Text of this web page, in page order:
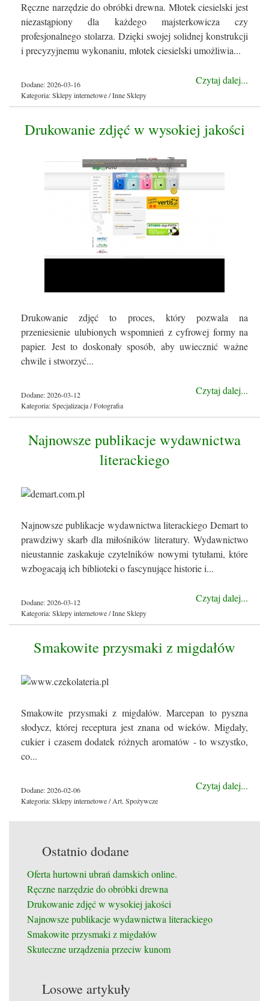
Ręczne narzędzie do obróbki drewna. Młotek ciesielski jest
niezastąpiony dla każdego majsterkowicza czy
profesjonalnego stolarza. Dzięki swojej solidnej konstrukcji
i precyzyjnemu wykonaniu, młotek ciesielski umożliwia...
Czytaj dalej...
Dodane: 2026-03-16
Kategoria: Sklepy internetowe / Inne Sklepy
Drukowanie zdjęć w wysokiej jakości
Drukowanie zdjęć to proces, który pozwala na
przeniesienie ulubionych wspomnień z cyfrowej formy na
papier. Jest to doskonały sposób, aby uwiecznić ważne
chwile i stworzyć...
Czytaj dalej...
Dodane: 2026-03-12
Kategoria: Specjalizacja / Fotografia
Najnowsze publikacje wydawnictwa
literackiego
Najnowsze publikacje wydawnictwa literackiego Demart to
prawdziwy skarb dla miłośników literatury. Wydawnictwo
nieustannie zaskakuje czytelników nowymi tytułami, które
wzbogacają ich biblioteki o fascynujące historie i...
Czytaj dalej...
Dodane: 2026-03-12
Kategoria: Sklepy internetowe / Inne Sklepy
Smakowite przysmaki z migdałów
Smakowite przysmaki z migdałów. Marcepan to pyszna
słodycz, której receptura jest znana od wieków. Migdały,
cukier i czasem dodatek różnych aromatów - to wszystko,
co...
Czytaj dalej...
Dodane: 2026-02-06
Kategoria: Sklepy internetowe / Art. Spożywcze
Ostatnio dodane
Oferta hurtowni ubrań damskich online.
Ręczne narzędzie do obróbki drewna
Drukowanie zdjęć w wysokiej jakości
Najnowsze publikacje wydawnictwa literackiego
Smakowite przysmaki z migdałów
Skuteczne urządzenia przeciw kunom
Losowe artykuły